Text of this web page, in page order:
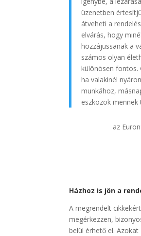
üzenetben
átveheti a
elvárás, hogy
hozzájussanak a
számos olyan
különösen fontos.
ha valakinél
munkához,
eszközök mennek
az
Házhoz is jön a
A megrendelt
megérkezzen,
belül érhető el.